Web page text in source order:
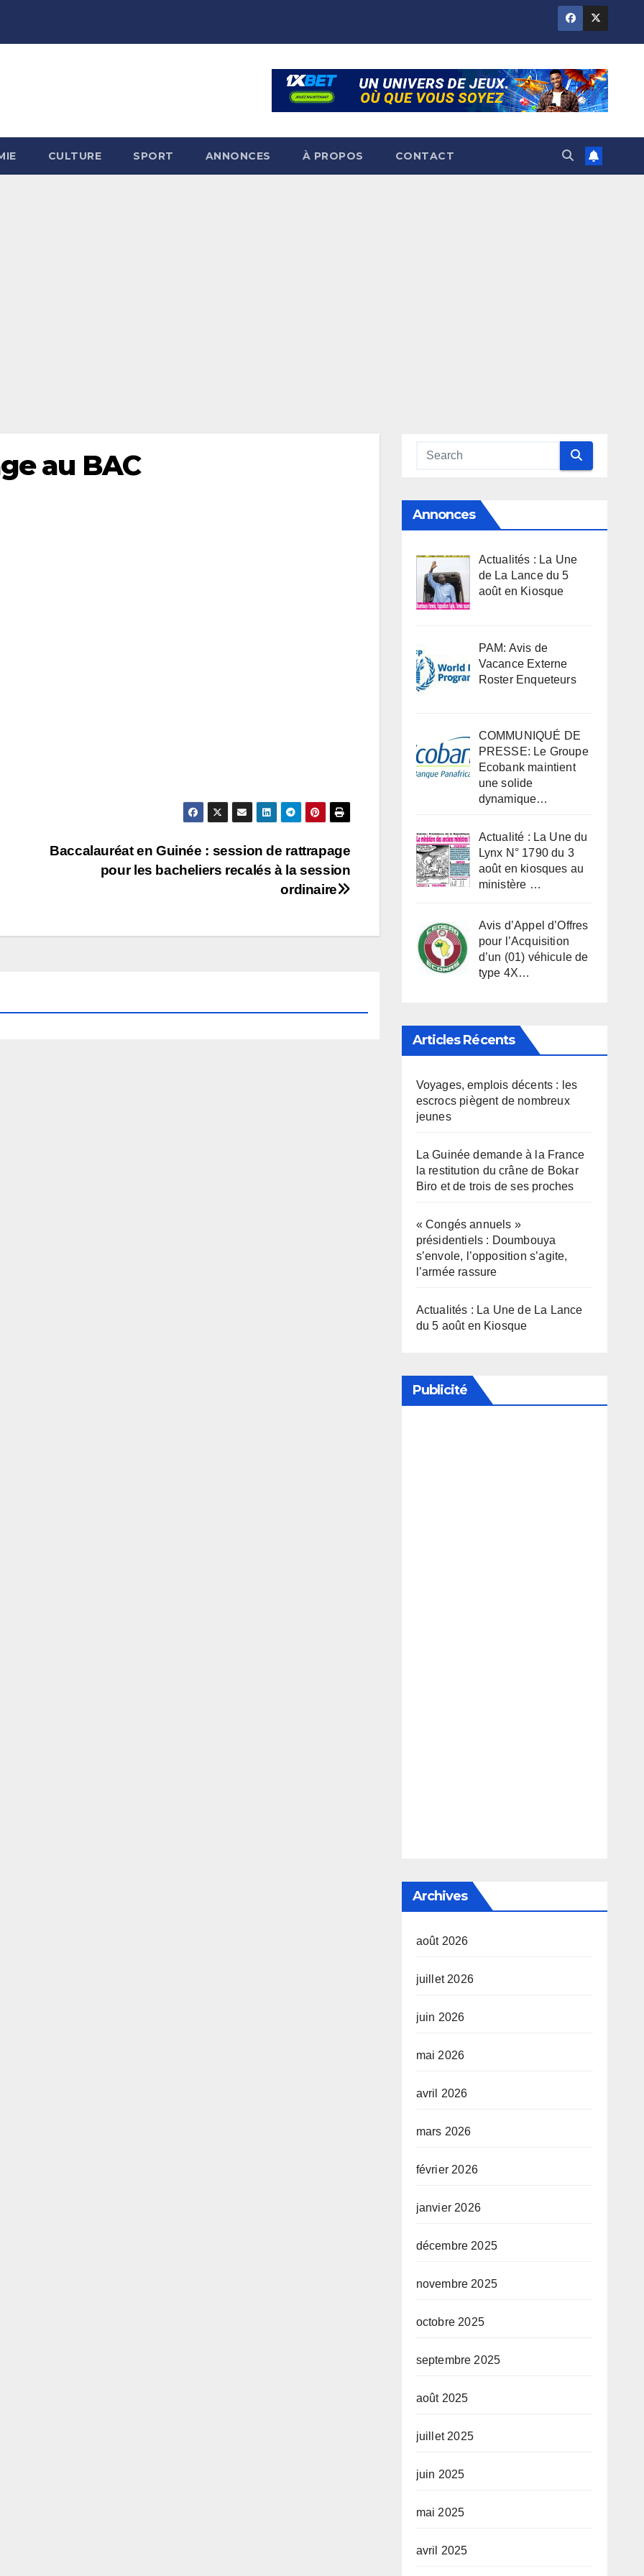
CULTURE SPORT ANNONCES À PROPOS CONTACT
au BAC
Baccalauréat en Guinée : session de rattrapage
pour les bacheliers recalés à la session
ordinaire
Annonces
Actualités : La Une
de La Lance du 5
août en Kiosque
PAM: Avis de
Vacance Externe
Roster Enqueteurs
COMMUNIQUÉ DE
PRESSE: Le Groupe
Ecobank maintient
une solide
dynamique…
Actualité : La Une du
Lynx N° 1790 du 3
août en kiosques au
ministère …
Avis d’Appel d’Offres
pour l’Acquisition
d’un (01) véhicule de
type 4X…
Articles Récents
Voyages, emplois décents : les
escrocs piègent de nombreux
jeunes
La Guinée demande à la France
la restitution du crâne de Bokar
Biro et de trois de ses proches
« Congés annuels »
présidentiels : Doumbouya
s’envole, l’opposition s’agite,
l’armée rassure
Actualités : La Une de La Lance
du 5 août en Kiosque
Publicité
Archives
août 2026
juillet 2026
juin 2026
mai 2026
avril 2026
mars 2026
février 2026
janvier 2026
décembre 2025
novembre 2025
octobre 2025
septembre 2025
août 2025
juillet 2025
juin 2025
mai 2025
avril 2025